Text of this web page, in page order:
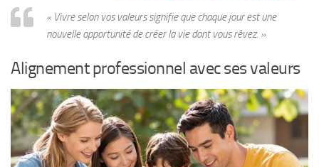
« Vivre selon vos valeurs signifie que chaque jour est une
nouvelle opportunité de créer la vie dont vous rêvez. »
Alignement professionnel avec ses valeurs